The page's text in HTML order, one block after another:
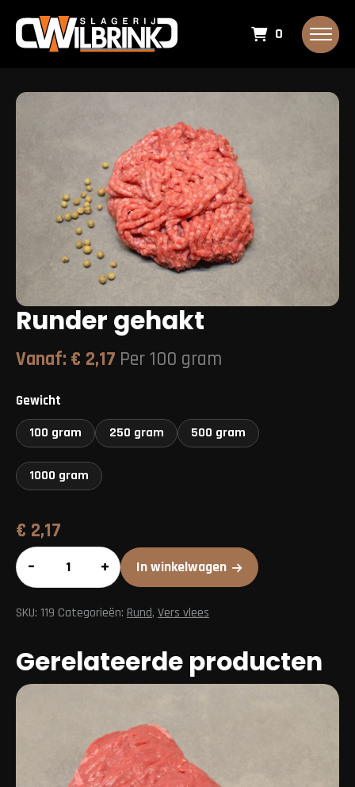
0
Runder gehakt
Vanaf: € 2,17 Per 100 gram
Gewicht
100 gram 250 gram 500 gram
1000 gram
€ 2,17
Runder
gehakt
aantal
– + In winkelwagen
SKU: 119 Categorieën: Rund, Vers vlees
Gerelateerde producten